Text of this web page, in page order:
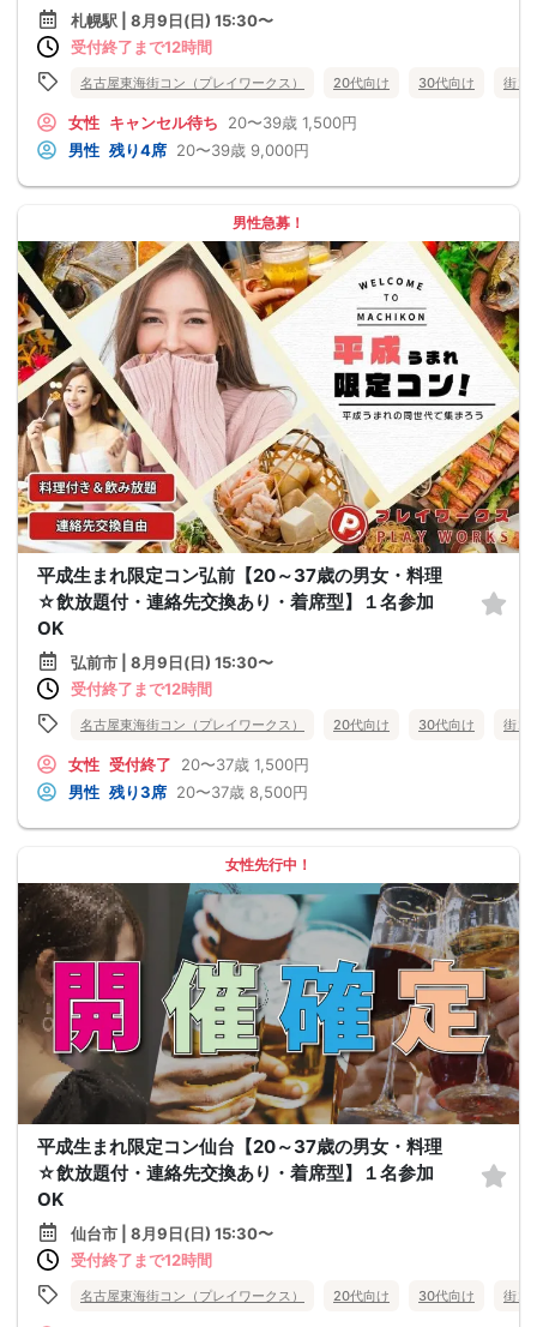
札幌駅 | 8月9日(日) 15:30〜
受付終了まで12時間
名古屋東海街コン（プレイワークス） 20代向け 30代向け 街コ
女性 キャンセル待ち 20〜39歳 1,500円
男性 残り4席 20〜39歳 9,000円
男性急募！
平成生まれ限定コン弘前【20～37歳の男女・料理
☆飲放題付・連絡先交換あり・着席型】１名参加
OK
弘前市 | 8月9日(日) 15:30〜
受付終了まで12時間
名古屋東海街コン（プレイワークス） 20代向け 30代向け 街コ
女性 受付終了 20〜37歳 1,500円
男性 残り3席 20〜37歳 8,500円
女性先行中！
平成生まれ限定コン仙台【20～37歳の男女・料理
☆飲放題付・連絡先交換あり・着席型】１名参加
OK
仙台市 | 8月9日(日) 15:30〜
受付終了まで12時間
名古屋東海街コン（プレイワークス） 20代向け 30代向け 街コ